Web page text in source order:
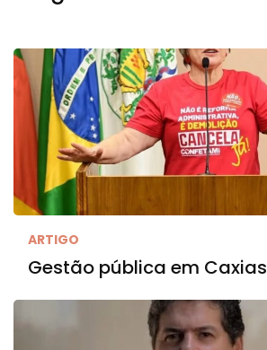
ARTIGO
Gestão pública em